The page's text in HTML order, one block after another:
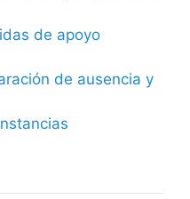
de apoyo
de ausencia y